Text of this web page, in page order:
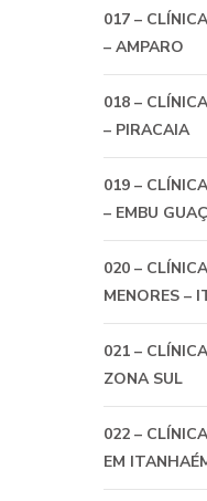
017 –
– AMPARO
018 –
– PIRACAIA
019 –
– EMBU
020 –
MENORES –
021 –
ZONA SUL
022 –
EM